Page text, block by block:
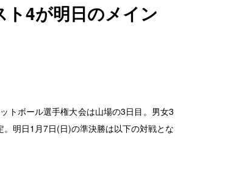
ト4が明日のメイン
トボール選手権大会は山場の3日目。男女3
明日1月7日(日)の準決勝は以下の対戦とな